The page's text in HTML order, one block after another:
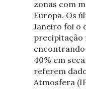
zonas com
Europa. Os
Janeiro foi o
precipitação
40% em
referem
Atmosfera